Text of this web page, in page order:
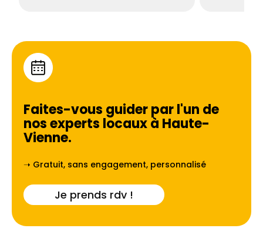
Faites-vous guider par l'un de
nos experts locaux à Haute-
Vienne.
➝ Gratuit, sans engagement, personnalisé
Je prends rdv !